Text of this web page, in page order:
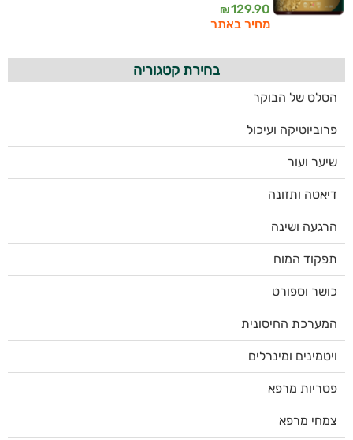
129.90
₪
מחיר באתר
בחירת קטגוריה
הסלט של הבוקר
פרוביוטיקה ועיכול
שיער ועור
דיאטה ותזונה
הרגעה ושינה
תפקוד המוח
כושר וספורט
המערכת החיסונית
ויטמינים ומינרלים
פטריות מרפא
צמחי מרפא